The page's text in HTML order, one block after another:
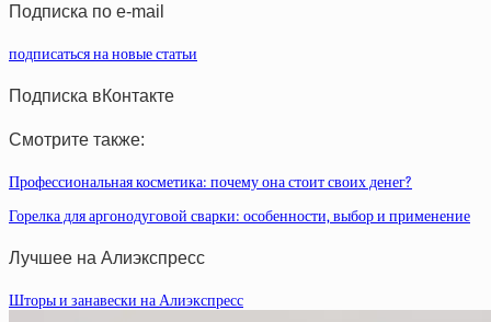
Подписка по e-mail
подписаться на новые статьи
Подписка вКонтакте
Смотрите также:
Профессиональная косметика: почему она стоит своих денег?
Горелка для аргонодуговой сварки: особенности, выбор и применение
Лучшее на Алиэкспресс
Шторы и занавески на Алиэкспресс